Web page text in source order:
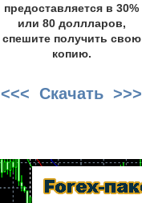
предоставляется в 30%
или 80 доллларов,
спешите получить свою
копию.
<<< Скачать >>>